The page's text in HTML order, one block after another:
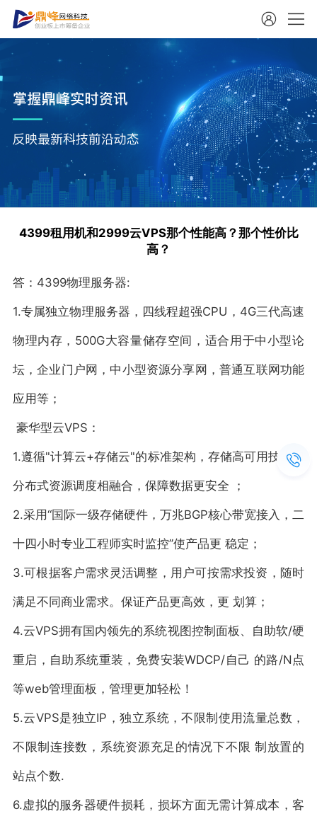
4399租用机和2999云VPS那个性能高？那个性价比
高？
答：4399物理服务器:
1.专属独立物理服务器，四线程超强CPU，4G三代高速
物理内存，500G大容量储存空间，适合用于中小型论
坛，企业门户网，中小型资源分享网，普通互联网功能
应用等；
豪华型云VPS：
1.遵循"计算云+存储云"的标准架构，存储高可用技术和
分布式资源调度相融合，保障数据更安全 ；
2.采用“国际一级存储硬件，万兆BGP核心带宽接入，二
十四小时专业工程师实时监控”使产品更 稳定；
3.可根据客户需求灵活调整，用户可按需求投资，随时
满足不同商业需求。保证产品更高效，更 划算；
4.云VPS拥有国内领先的系统视图控制面板、自助软/硬
重启，自助系统重装，免费安装WDCP/自己 的路/N点
等web管理面板，管理更加轻松！
5.云VPS是独立IP，独立系统，不限制使用流量总数，
不限制连接数，系统资源充足的情况下不限 制放置的
站点个数.
6.虚拟的服务器硬件损耗，损坏方面无需计算成本，客